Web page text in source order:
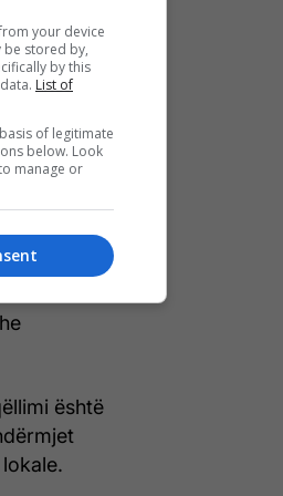
Strugë.
kohë
se traseja
vetëm
katër
është
your device
be stored by,
by this
List of
of legitimate
below. Look
manage or